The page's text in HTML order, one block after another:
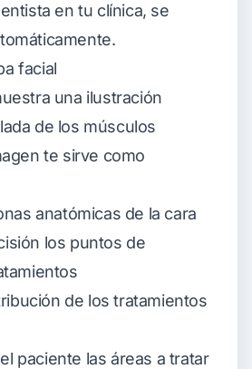
en tu clínica, se
facial
una ilustración
de los músculos
te sirve como
anatómicas de la cara
los puntos de
de los tratamientos
paciente las áreas a tratar